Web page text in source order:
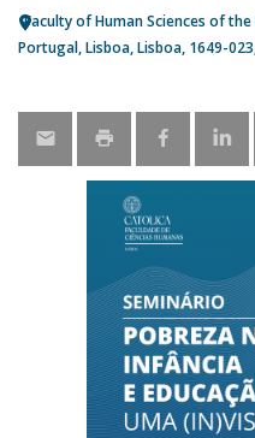
Faculty of Human Sciences of
Portugal Lisboa Lisboa 1649-023